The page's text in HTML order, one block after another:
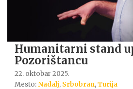
Humanitarni stand
Pozorištancu
22. oktobar 2025.
Mesto:Nadalj, Srbobran,Turija